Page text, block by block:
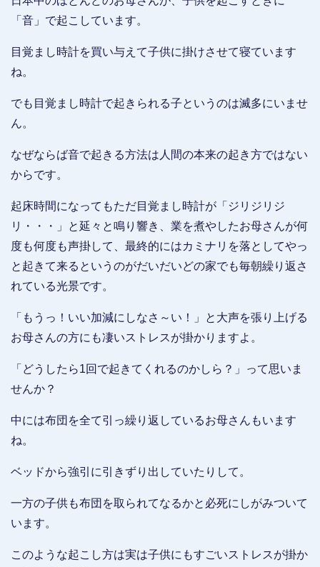
「音」で起こしています。
目覚まし時計を買い与えて子供に掛けさせて寝ています
ね。
でも目覚まし時計で起きられる子というのは滅多にいませ
ん。
なぜならば音で起きる方法は人間の本来の起き方ではない
からです。
起床時間になってもただ目覚まし時計が「ジリジリジ
リ・・・」と延々と鳴り響き、業を煮やしたお母さんが何
度も何度も声掛して、最終的にはカミナリを落としてやっ
と起きて来るというのがだいだいどの家でも毎朝繰り返さ
れている光景です。
「もうっ！いい加減にしなさ～い！」と大声を張り上げる
お母さんの方にも凄いストレスが掛かりますよ。
「どうしたら1回で起きてくれるのかしら？」って思いま
せんか？
中には布団を全て引っ繰り返しているお母さんもいます
ね。
ベッドから強引に引きずり出していたりして。
一方の子供も布団を取られてなるかと必死にしがみついて
います。
このような起こし方は実は子供にもすごいストレスが掛か